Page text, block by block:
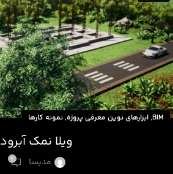
BIM
, ابزارهای نوین معرفی پروژه, نمونه کارها
ویلا نمک آبرود
مدیسا 0